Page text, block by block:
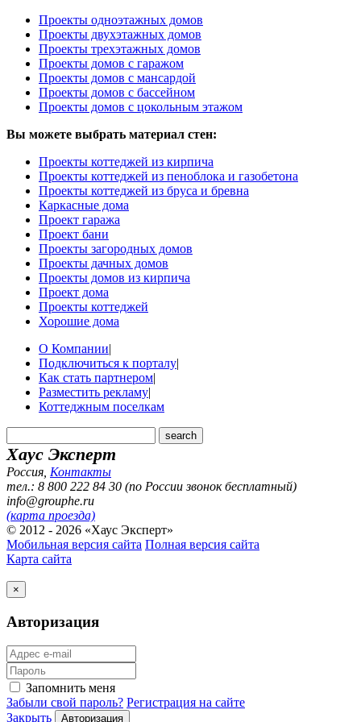
Проекты одноэтажных домов
Проекты двухэтажных домов
Проекты трехэтажных домов
Проекты домов с гаражом
Проекты домов с мансардой
Проекты домов с бассейном
Проекты домов с цокольным этажом
Вы можете выбрать материал стен:
Проекты коттеджей из кирпича
Проекты коттеджей из пеноблока и газобетона
Проекты коттеджей из бруса и бревна
Каркасные дома
Проект гаража
Проект бани
Проекты загородных домов
Проекты дачных домов
Проекты домов из кирпича
Проект дома
Проекты коттеджей
Хорошие дома
О Компании|
Подключиться к порталу|
Как стать партнером|
Разместить рекламу|
Коттеджным поселкам
Хаус Эксперт
Россия Контакты
тел.: 8 800 222 84 30 (по России звонок бесплатный)
info@grouphe.ru
(карта проезда)
© 2012 - 2026 «Хаус Эксперт»
Мобильная версия сайта Полная версия сайта
Карта сайта
×
Авторизация
Запомнить меня
Забыли свой пароль? Регистрация на сайте
Закрыть